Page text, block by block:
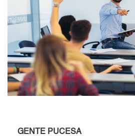
GENTE PUCESA